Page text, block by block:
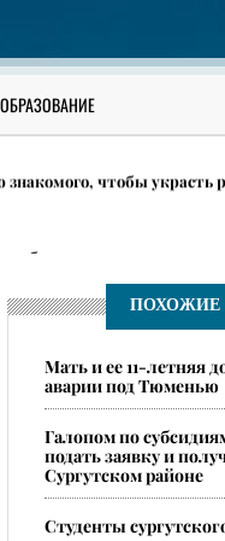
ОБРАЗОВАНИЕ
чтобы украсть
летние лагеря
связь с ребенком в
ПОХОЖИЕ
Мать и ее 11-летняя
аварии под Тюменью
Галопом по
подать заявку и
Сургутском районе
Студенты